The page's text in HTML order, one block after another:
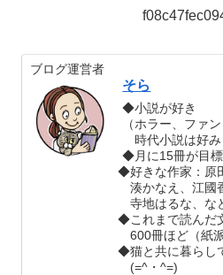
ブログ運営者
そら
◆小説が好き
（ホラー、ファン
時代小説は好み
◆月に15冊が目標
◆好きな作家：原
湊かなえ、江國
寺地はるな、な
◆これまで読んだ
600冊ほど（紙派
◆猫と共に暮らし
(=^・^=)